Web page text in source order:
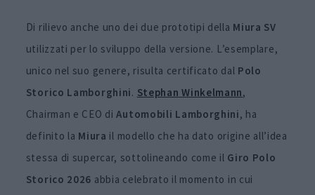
Di rilievo anche uno dei due prototipi della Miura SV
utilizzati per lo sviluppo della versione. L’esemplare,
unico nel suo genere, risulta certificato dal Polo
Storico Lamborghini. Stephan Winkelmann,
Chairman e CEO diAutomobili Lamborghini, ha
definito la Miura il modello che ha dato origine all’idea
stessa di supercar, sottolineando come il Giro Polo
Storico 2026 abbia celebrato il momento in cui